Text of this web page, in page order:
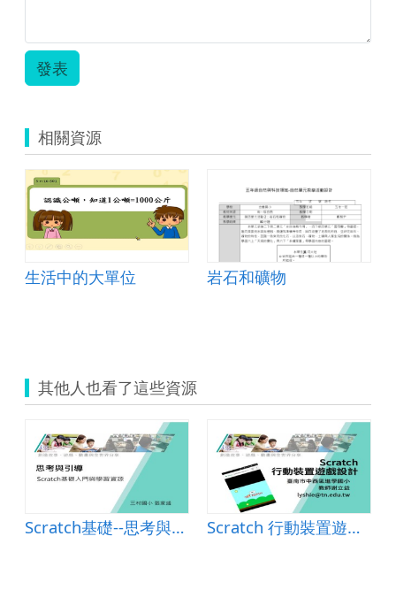
發表
相關資源
生活中的大單位 岩石和礦物
其他人也看了這些資源
Scratch基礎--思考與引導 Scratch 行動裝置遊戲設計